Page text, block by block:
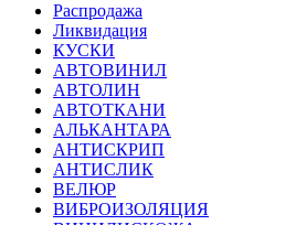
Распродажа
Ликвидация
КУСКИ
АВТОВИНИЛ
АВТОЛИН
АВТОТКАНИ
АЛЬКАНТАРА
АНТИСКРИП
АНТИСЛИК
ВЕЛЮР
ВИБРОИЗОЛЯЦИЯ